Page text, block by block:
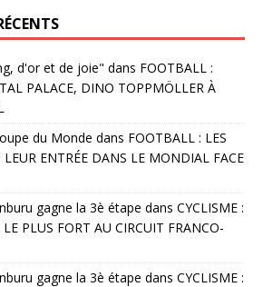
d'or et de joie" dans FOOTBALL :
PALACE, DINO TOPPMÖLLER À
du Monde dans FOOTBALL : LES
LEUR ENTRÉE DANS LE MONDIAL FACE
gagne la 3è étape dans CYCLISME :
PLUS FORT AU CIRCUIT FRANCO-
gagne la 3è étape dans CYCLISME :